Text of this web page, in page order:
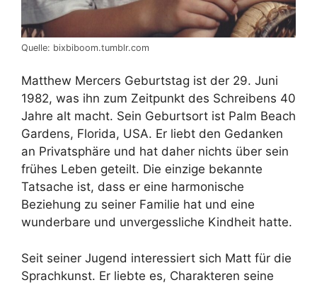
Quelle: bixbiboom.tumblr.com
Matthew Mercers Geburtstag ist der 29. Juni
1982, was ihn zum Zeitpunkt des Schreibens 40
Jahre alt macht. Sein Geburtsort ist Palm Beach
Gardens, Florida, USA. Er liebt den Gedanken
an Privatsphäre und hat daher nichts über sein
frühes Leben geteilt. Die einzige bekannte
Tatsache ist, dass er eine harmonische
Beziehung zu seiner Familie hat und eine
wunderbare und unvergessliche Kindheit hatte.
Seit seiner Jugend interessiert sich Matt für die
Sprachkunst. Er liebte es, Charakteren seine